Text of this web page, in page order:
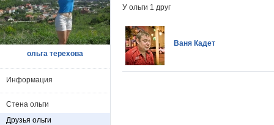
У ольги 1 друг
Ваня Кадет
ольга терехова
Информация
Стена ольги
Друзья ольги